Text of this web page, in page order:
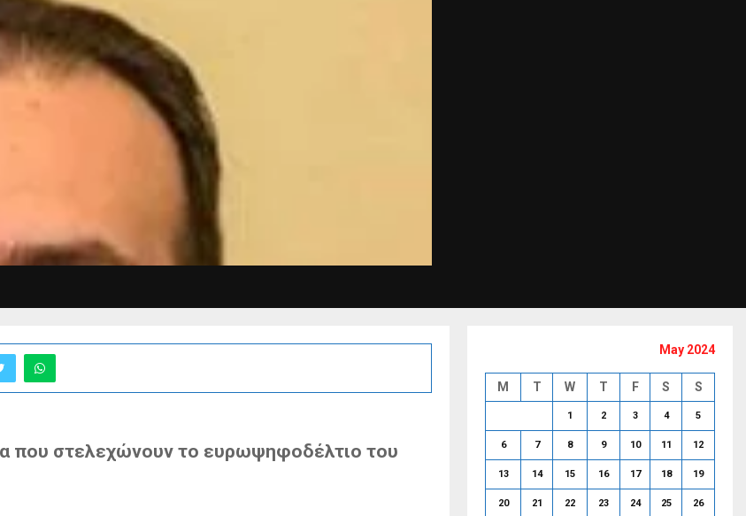
που στελεχώνουν το ευρωψηφοδέλτιο του
May 2024
M T W T F S S
1 2 3 4 5
6 7 8 9 10 11 12
13 14 15 16 17 18 19
20 21 22 23 24 25 26